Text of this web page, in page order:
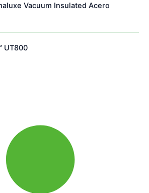
Vacuum Insulated Acero
UT800